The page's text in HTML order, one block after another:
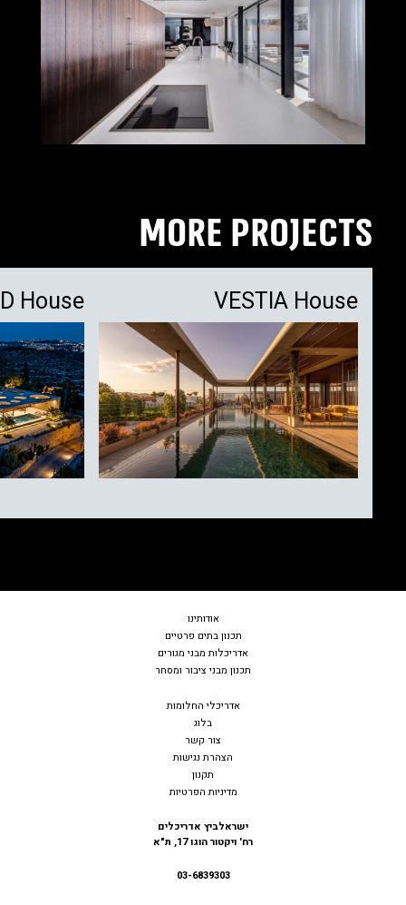
MORE PROJECTS
VESTIA House
House
אודותינו
תכנון בתים פרטיים
אדריכלות מבני מגורים
תכנון מבני ציבור ומסחר
אדריכלי החלומות
בלוג
צור קשר
הצהרת נגישות
תקנון
מדיניות הפרטיות
ישראלביץ אדריכלים
רח' ויקטור הוגו 17, ת"א
03-6839303